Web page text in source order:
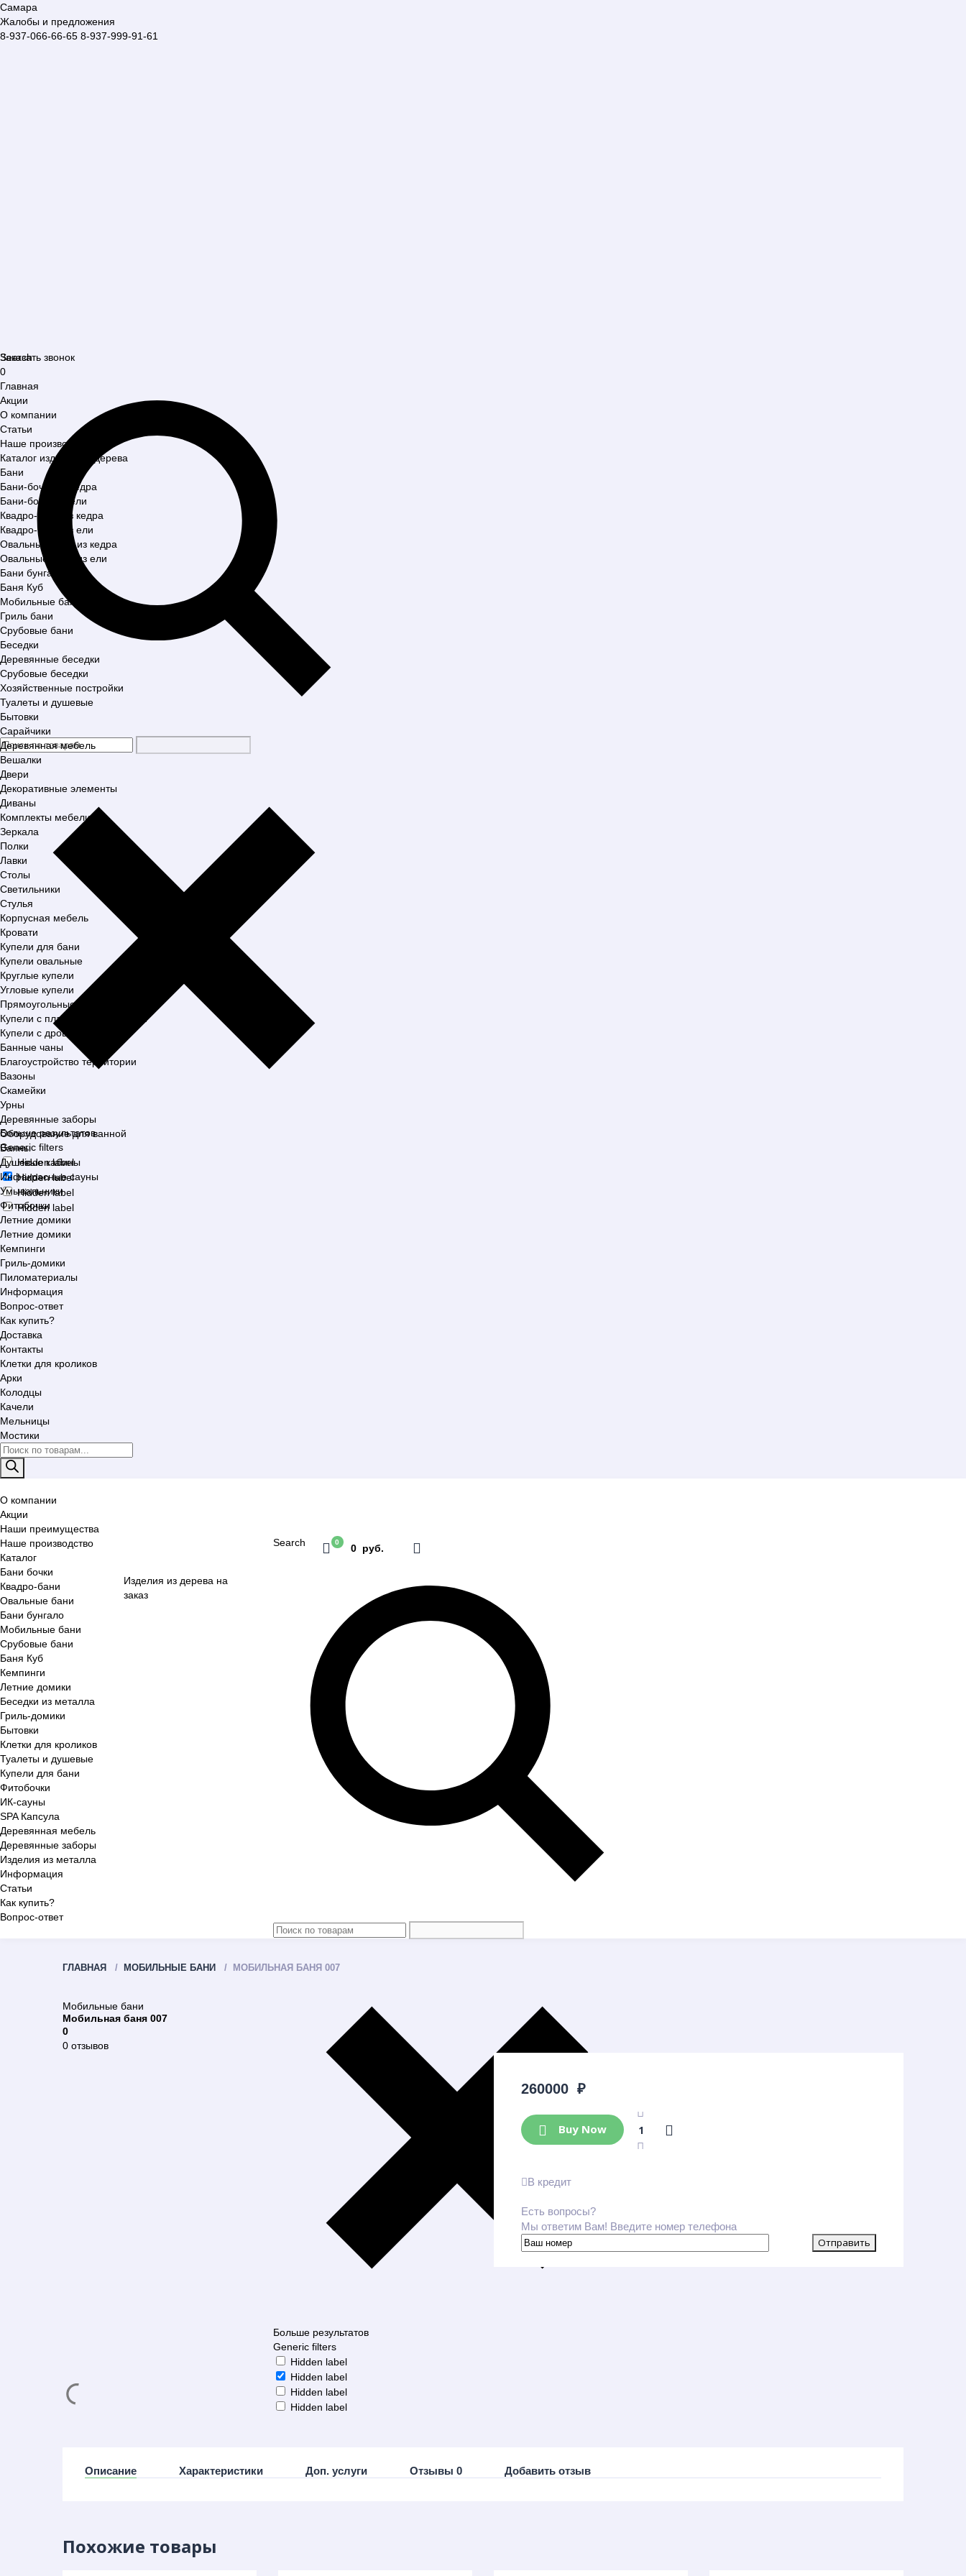
Самара
Жалобы и предложения
8-937-066-66-65 8-937-999-91-61
Search
Больше результатов
Generic filters
Hidden label
Hidden label
Hidden label
Hidden label
Заказать звонок
0
Главная
Акции
О компании
Статьи
Наше производство
Каталог изделий из дерева
Бани
Бани-бочки из кедра
Бани-бочки из ели
Квадро-бани из кедра
Квадро-бани из ели
Овальные бани из кедра
Овальные бани из ели
Бани бунгало
Баня Куб
Мобильные бани
Гриль бани
Срубовые бани
Беседки
Деревянные беседки
Срубовые беседки
Хозяйственные постройки
Туалеты и душевые
Бытовки
Сарайчики
Деревянная мебель
Вешалки
Двери
Декоративные элементы
Диваны
Комплекты мебели
Зеркала
Полки
Лавки
Столы
Светильники
Стулья
Корпусная мебель
Кровати
Купели для бани
Купели овальные
Круглые купели
Угловые купели
Прямоугольные купели
Купели с пластиковой вставкой
Купели с дровяной печью
Банные чаны
Благоустройство территории
Вазоны
Скамейки
Урны
Деревянные заборы
Оборудование для ванной
Ванны
Душевые кабины
Инфакрасные сауны
Умывальники
Фитобочки
Летние домики
Летние домики
Кемпинги
Гриль-домики
Пиломатериалы
Информация
Вопрос-ответ
Как купить?
Доставка
Контакты
Клетки для кроликов
Арки
Колодцы
Качели
Мельницы
Мостики
Поиск
товаров
Изделия из дерева на
заказ
Search
Больше результатов
Generic filters
Hidden label
Hidden label
Hidden label
Hidden label
0
0 руб.
О компании
Акции
Наши преимущества
Наше производство
Каталог
Бани бочки
Квадро-бани
Овальные бани
Бани бунгало
Мобильные бани
Срубовые бани
Баня Куб
Кемпинги
Летние домики
Беседки из металла
Гриль-домики
Бытовки
Клетки для кроликов
Туалеты и душевые
Купели для бани
Фитобочки
ИК-сауны
SPA Капсула
Деревянная мебель
Деревянные заборы
Изделия из металла
Информация
Статьи
Как купить?
Вопрос-ответ
ГЛАВНАЯ МОБИЛЬНЫЕ БАНИ МОБИЛЬНАЯ БАНЯ 007
Мобильные бани
Мобильная баня 007
0
0 отзывов
260000 ₽
Buy Now
В кредит
Есть вопросы?
Мы ответим Вам! Введите номер телефона
Описание Характеристики Доп. услуги Отзывы 0 Добавить отзыв
Похожие товары